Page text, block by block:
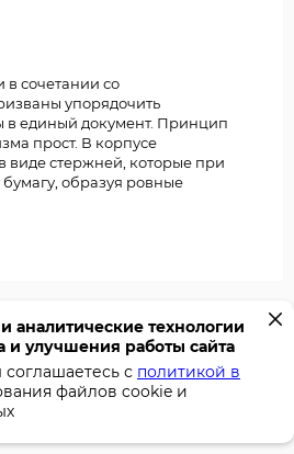
в сочетании со
упорядочить
в единый документ. Принцип
прост. В корпусе
стержней, которые при
образуя ровные
(большинство моделей
делают 4 одновременно,
(круглые для канцелярских
аналитические технологии
и улучшения работы сайта
с политикой в
файлов cookie и